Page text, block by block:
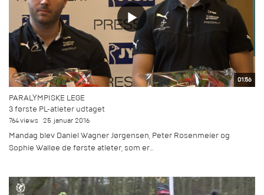
01:56
PARALYMPISKE LEGE
3 første PL-atleter udtaget
764 views 25. januar 2016
Mandag blev Daniel Wagner Jørgensen, Peter Rosenmeier og
Sophie Walløe de første atleter, som er...